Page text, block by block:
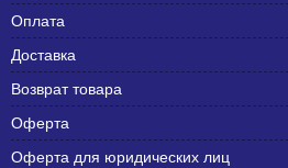
Оплата
Доставка
Возврат товара
Оферта
Оферта для юридических лиц